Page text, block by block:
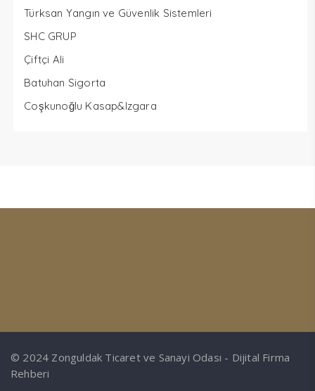
Türksan Yangın ve Güvenlik Sistemleri
SHC GRUP
Çiftçi Ali
Batuhan Sigorta
Coşkunoğlu Kasap&Izgara
© 2024 Zonguldak Ticaret ve Sanayi Odası - Dijital Firma
Rehberi